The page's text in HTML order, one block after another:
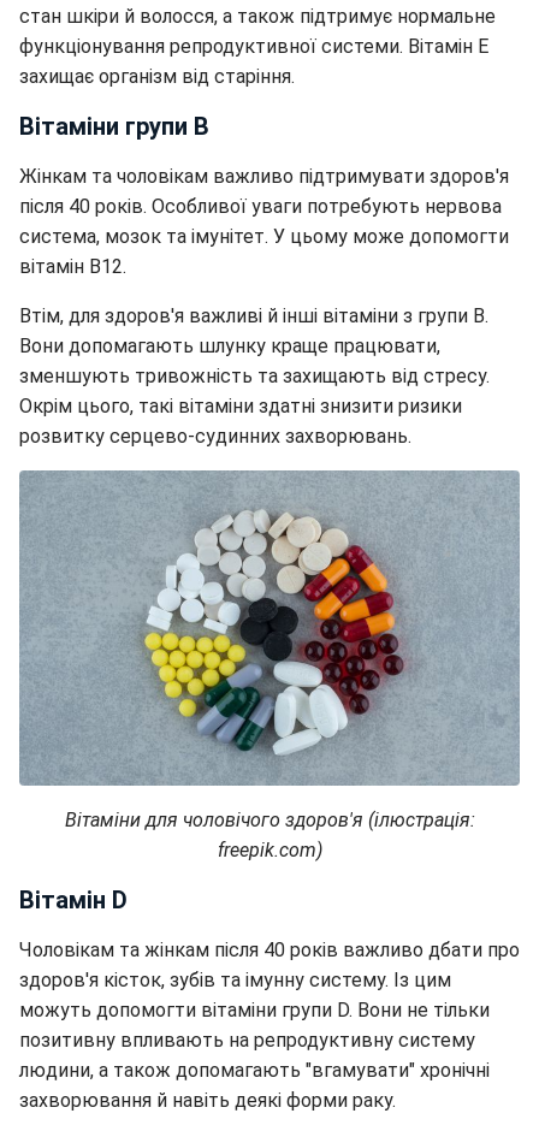
стан шкіри й волосся, а також підтримує нормальне
функціонування репродуктивної системи. Вітамін Е
захищає організм від старіння.
Вітаміни групи В
Жінкам та чоловікам важливо підтримувати здоров'я
після 40 років. Особливої уваги потребують нервова
система, мозок та імунітет. У цьому може допомогти
вітамін В12.
Втім, для здоров'я важливі й інші вітаміни з групи В.
Вони допомагають шлунку краще працювати,
зменшують тривожність та захищають від стресу.
Окрім цього, такі вітаміни здатні знизити ризики
розвитку серцево-судинних захворювань.
Вітаміни для чоловічого здоров'я (ілюстрація:
freepik.com)
Вітамін D
Чоловікам та жінкам після 40 років важливо дбати про
здоров'я кісток, зубів та імунну систему. Із цим
можуть допомогти вітаміни групи D. Вони не тільки
позитивну впливають на репродуктивну систему
людини, а також допомагають "вгамувати" хронічні
захворювання й навіть деякі форми раку.